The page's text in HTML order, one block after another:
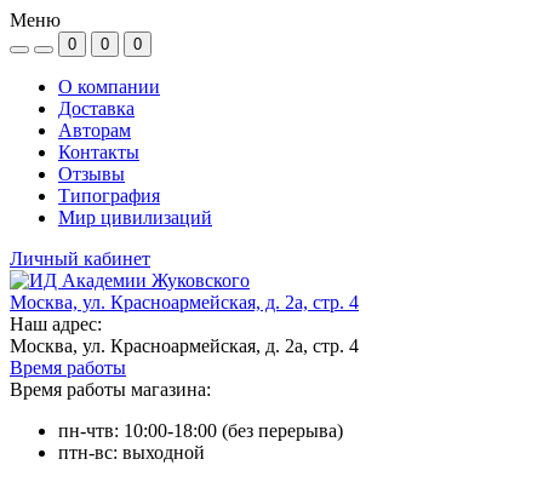
Меню
0 0 0
О компании
Доставка
Авторам
Контакты
Отзывы
Типография
Мир цивилизаций
Личный кабинет
Москва, ул. Красноармейская, д. 2а, стр. 4
Наш адрес:
Москва, ул. Красноармейская, д. 2а, стр. 4
Время работы
Время работы магазина:
пн-чтв: 10:00-18:00 (без перерыва)
птн-вс: выходной